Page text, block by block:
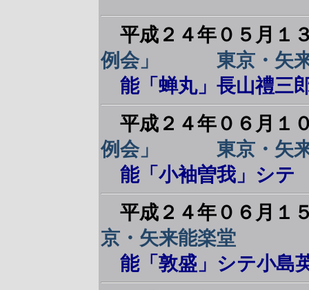
平成２４年０５月１
例会」 東京・矢来
能「蝉丸」長山禮三
平成２４年０６月１
例会」 東京・矢来
能「小袖曽我」シ
平成２４年０６月１
京・矢来能楽堂
能「敦盛」シテ小島